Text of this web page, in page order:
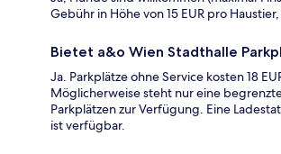
Gebühr in Höhe von 15 EUR pro
Bietet a&o Wien Stadthalle
Ja. Parkplätze ohne Service kosten 18
Möglicherweise steht nur eine
Parkplätzen zur Verfügung. Eine
ist verfügbar.